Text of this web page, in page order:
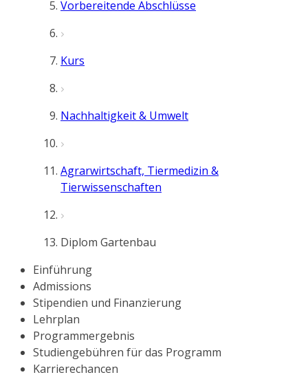
Vorbereitende Abschlüsse
Kurs
Nachhaltigkeit & Umwelt
Agrarwirtschaft, Tiermedizin &
Tierwissenschaften
Diplom Gartenbau
Einführung
Admissions
Stipendien und Finanzierung
Lehrplan
Programmergebnis
Studiengebühren für das Programm
Karrierechancen